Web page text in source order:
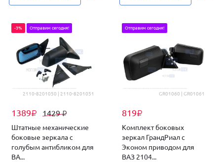
2110-8201050 | 2110-8201051
1389₽ 1429₽
-3% Отправим сегодня!
Штатные механические
боковые зеркала с
голубым антибликом для
ВА...
GR01060 | GR01061
819₽
Отправим сегодня!
Комплект боковых
зеркал ГрандРиал с
Эконом приводом для
ВАЗ 2104...